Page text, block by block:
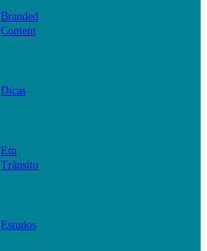
Branded
Content
Dicas
Em
Trânsito
Estudos